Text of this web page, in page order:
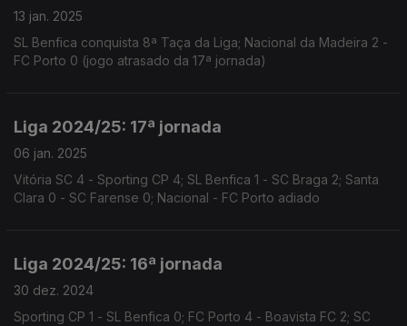
13 jan. 2025
SL Benfica conquista 8ª Taça da Liga; Nacional da Madeira 2 -
FC Porto 0 (jogo atrasado da 17ª jornada)
Liga 2024/25: 17ª jornada
06 jan. 2025
Vitória SC 4 - Sporting CP 4; SL Benfica 1 - SC Braga 2; Santa
Clara 0 - SC Farense 0; Nacional - FC Porto adiado
Liga 2024/25: 16ª jornada
30 dez. 2024
Sporting CP 1 - SL Benfica 0; FC Porto 4 - Boavista FC 2; SC